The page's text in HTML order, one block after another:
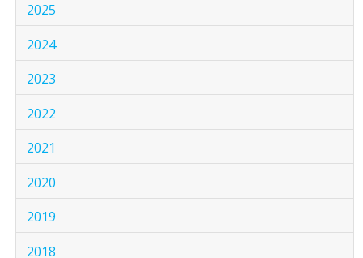
2025
2024
2023
2022
2021
2020
2019
2018